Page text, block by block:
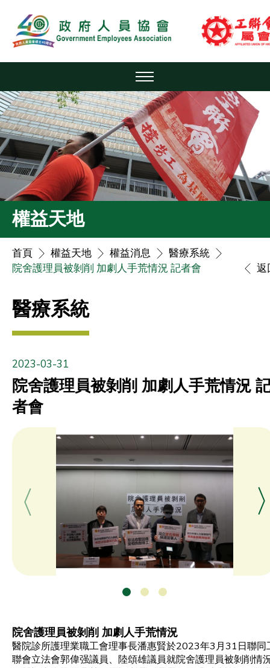
權益天地
首頁 權益天地 權益消息
醫療系統
院舍護理員被剝削 加劇人手荒情況 記者會
返
醫療系統
2023-03-31
院舍護理員被剝削 加劇人手荒情況
者會
院舍護理員被剝削 加劇人手荒情況
醫院診所護理業職工會理事長潘惠賢於2023年3月31日聯同
聯會立法會郭偉强議員、陸頌雄議員就院舍護理員被剝削情